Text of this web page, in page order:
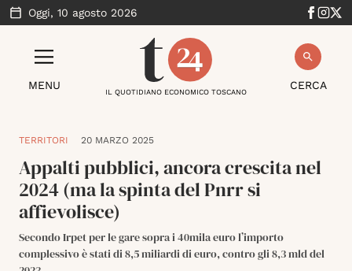
Oggi, 10 agosto 2026
MENU CERCA
IL QUOTIDIANO ECONOMICO TOSCANO
TERRITORI 20 MARZO 2025
Appalti pubblici, ancora crescita nel
2024 (ma la spinta del Pnrr si
affievolisce)
Secondo Irpet per le gare sopra i 40mila euro l’importo
complessivo è stati di 8,5 miliardi di euro, contro gli 8,3 mld del